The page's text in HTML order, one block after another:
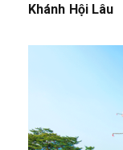
Khánh Hội Lâu